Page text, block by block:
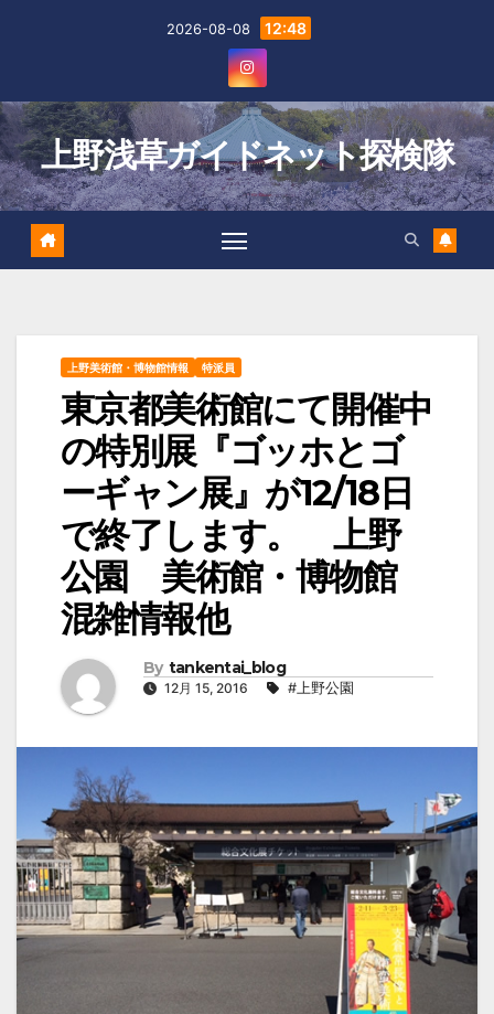
2026-08-08 12:48
上野浅草ガイドネット探検隊
上野美術館・博物館情報 特派員
東京都美術館にて開催中
の特別展『ゴッホとゴ
ーギャン展』が12/18日
で終了します。 上野
公園 美術館・博物館
混雑情報他
By tankentai_blog
12月 15, 2016 #上野公園